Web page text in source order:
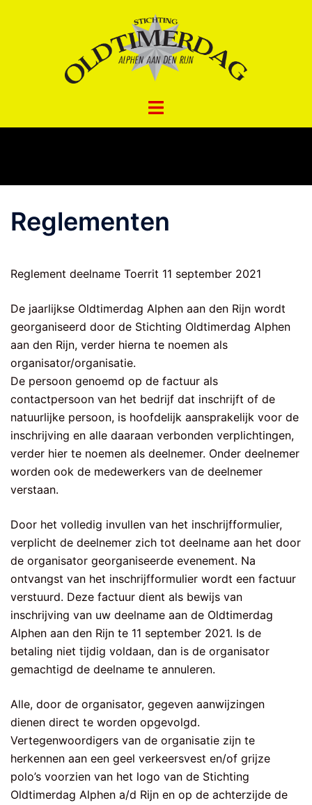
Reglementen
Reglement deelname Toerrit 11 september 2021
De jaarlijkse Oldtimerdag Alphen aan den Rijn wordt
georganiseerd door de Stichting Oldtimerdag Alphen
aan den Rijn, verder hierna te noemen als
organisator/organisatie.
De persoon genoemd op de factuur als
contactpersoon van het bedrijf dat inschrijft of de
natuurlijke persoon, is hoofdelijk aansprakelijk voor de
inschrijving en alle daaraan verbonden verplichtingen,
verder hier te noemen als deelnemer. Onder deelnemer
worden ook de medewerkers van de deelnemer
verstaan.
Door het volledig invullen van het inschrijfformulier,
verplicht de deelnemer zich tot deelname aan het door
de organisator georganiseerde evenement. Na
ontvangst van het inschrijfformulier wordt een factuur
verstuurd. Deze factuur dient als bewijs van
inschrijving van uw deelname aan de Oldtimerdag
Alphen aan den Rijn te 11 september 2021. Is de
betaling niet tijdig voldaan, dan is de organisator
gemachtigd de deelname te annuleren.
Alle, door de organisator, gegeven aanwijzingen
dienen direct te worden opgevolgd.
Vertegenwoordigers van de organisatie zijn te
herkennen aan een geel verkeersvest en/of grijze
polo’s voorzien van het logo van de Stichting
Oldtimerdag Alphen a/d Rijn en op de achterzijde de